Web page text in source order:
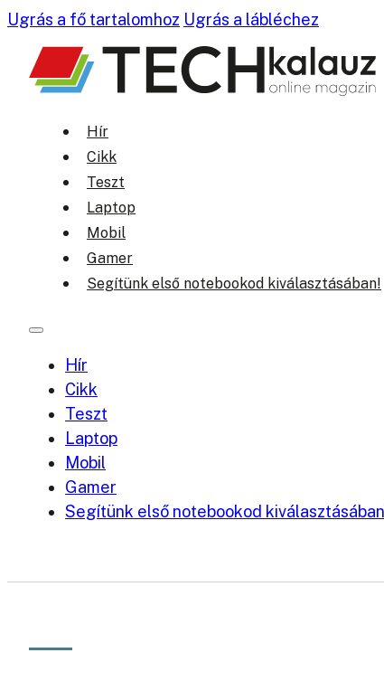
Ugrás a fő tartalomhoz Ugrás a lábléchez
Hír
Cikk
Teszt
Laptop
Mobil
Gamer
Segítünk első notebookod kiválasztásában!
Hír
Cikk
Teszt
Laptop
Mobil
Gamer
Segítünk első notebookod